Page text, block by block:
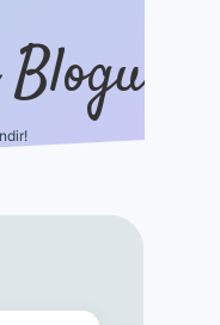
ilbet bahis